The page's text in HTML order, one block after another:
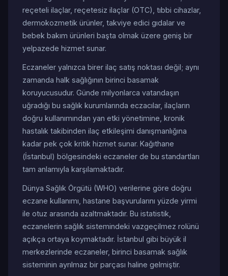
reçeteli ilaçlar, reçetesiz ilaçlar (OTC), tıbbi cihazlar,
dermokozmetik ürünler, takviye edici gıdalar ve
bebek bakım ürünleri başta olmak üzere geniş bir
yelpazede hizmet sunar.
Eczaneler yalnızca birer ilaç satış noktası değil; aynı
zamanda halk sağlığının birinci basamak
koruyucusudur. Günde milyonlarca vatandaşın
uğradığı bu sağlık kurumlarında eczacılar, ilaçların
doğru kullanımından yan etki yönetimine, kronik
hastalık takibinden ilaç etkileşimi danışmanlığına
kadar pek çok kritik hizmet sunar. Kağıthane
(İstanbul) bölgesindeki eczaneler de bu standartları
tam anlamıyla karşılamaktadır.
Dünya Sağlık Örgütü (WHO) verilerine göre doğru
eczane kullanımı, hastane başvurularını yüzde yirmi
ile otuz arasında azaltmaktadır. Bu istatistik,
eczanelerin sağlık sistemindeki vazgeçilmez rolünü
açıkça ortaya koymaktadır. İstanbul gibi büyük il
merkezlerinde eczaneler, birinci basamak sağlık
sisteminin ayrılmaz bir parçası haline gelmiştir.